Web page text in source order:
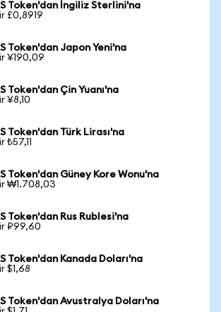
Token'dan İngiliz Sterlini'na
£0,8919
Token'dan Japon Yeni'na
¥190,09
Token'dan Çin Yuanı'na
¥8,10
Token'dan Türk Lirası'na
₺57,11
Token'dan Güney Kore Wonu'na
₩1.708,03
Token'dan Rus Rublesi'na
₽99,60
Token'dan Kanada Doları'na
$1,68
Token'dan Avustralya Doları'na